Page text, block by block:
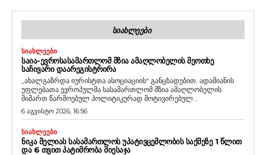
ᲡᲘᲐᲮᲚᲔᲔᲑᲘ
ᲡᲘᲐᲮᲚᲔᲔᲑᲘ
ᲡᲐᲘᲐ-ᲔᲕᲠᲝᲡᲐᲡᲐᲛᲐᲠᲗᲚᲝᲛ ᲛᲖᲘᲐ ᲐᲛᲐᲦᲚᲝᲑᲔᲚᲘᲡ ᲛᲔᲝᲗᲮᲔ
ᲡᲐᲩᲘᲕᲐᲠᲘ ᲓᲐᲐᲠᲔᲒᲘᲡᲢᲠᲘᲠᲐ
„ახალგაზრდა იურისტთა ასოციაციის“ განცხადებით, ადამიანის
უფლებათა ევროპულმა სასამართლომ მზია ამაღლობელის
მიმართ წარმოებულ პოლიტიკურად მოტივირებულ...
6 აგვისტო 2026, 16:56
ᲡᲘᲐᲮᲚᲔᲔᲑᲘ
ᲜᲘᲙᲐ ᲛᲔᲚᲘᲐᲡ ᲡᲐᲡᲐᲛᲐᲠᲗᲚᲝᲡ ᲣᲞᲐᲢᲘᲕᲪᲔᲛᲚᲝᲑᲘᲡ ᲡᲐᲥᲛᲔᲖᲔ 1 ᲬᲚᲘᲗ
ᲓᲐ 6 ᲗᲕᲘᲗ ᲞᲐᲢᲘᲛᲠᲝᲑᲐ ᲛᲘᲔᲡᲐᲯᲐ